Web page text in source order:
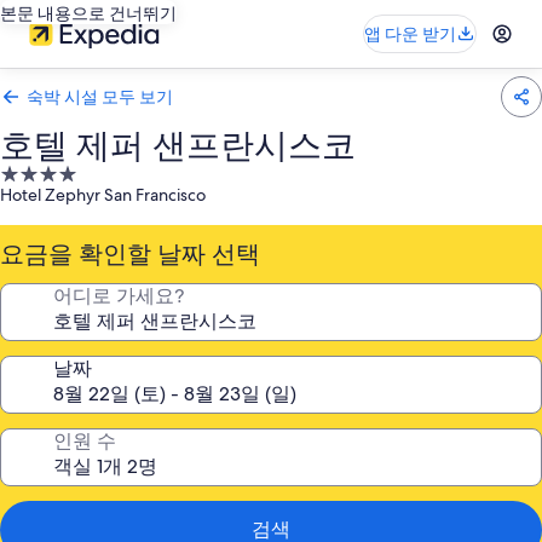
본문 내용으로 건너뛰기
앱 다운 받기
숙박 시설 모두 보기
호텔 제퍼 샌프란시스코
4.0
성
급
숙
박
설
Hotel Zephyr San Francisco
요금을 확인할 날짜 선택
어디로 가세요?
날짜
인원 수
검색